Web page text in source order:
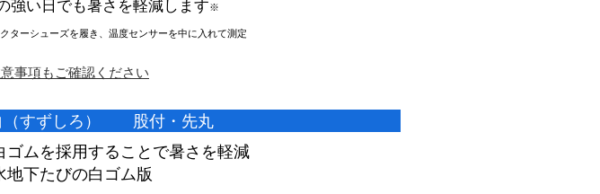
強い日でも暑さを軽減します※
ーシューズを履き、温度センサーを中に入れて測定
事項もご確認ください
（すずしろ） 股付・先丸
ゴムを採用することで暑さを軽減
下たびの白ゴム版